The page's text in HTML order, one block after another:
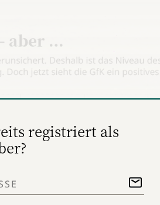
registriert als